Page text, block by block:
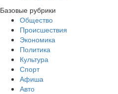
Базовые рубрики
Общество
Происшествия
Экономика
Политика
Культура
Спорт
Афиша
Авто